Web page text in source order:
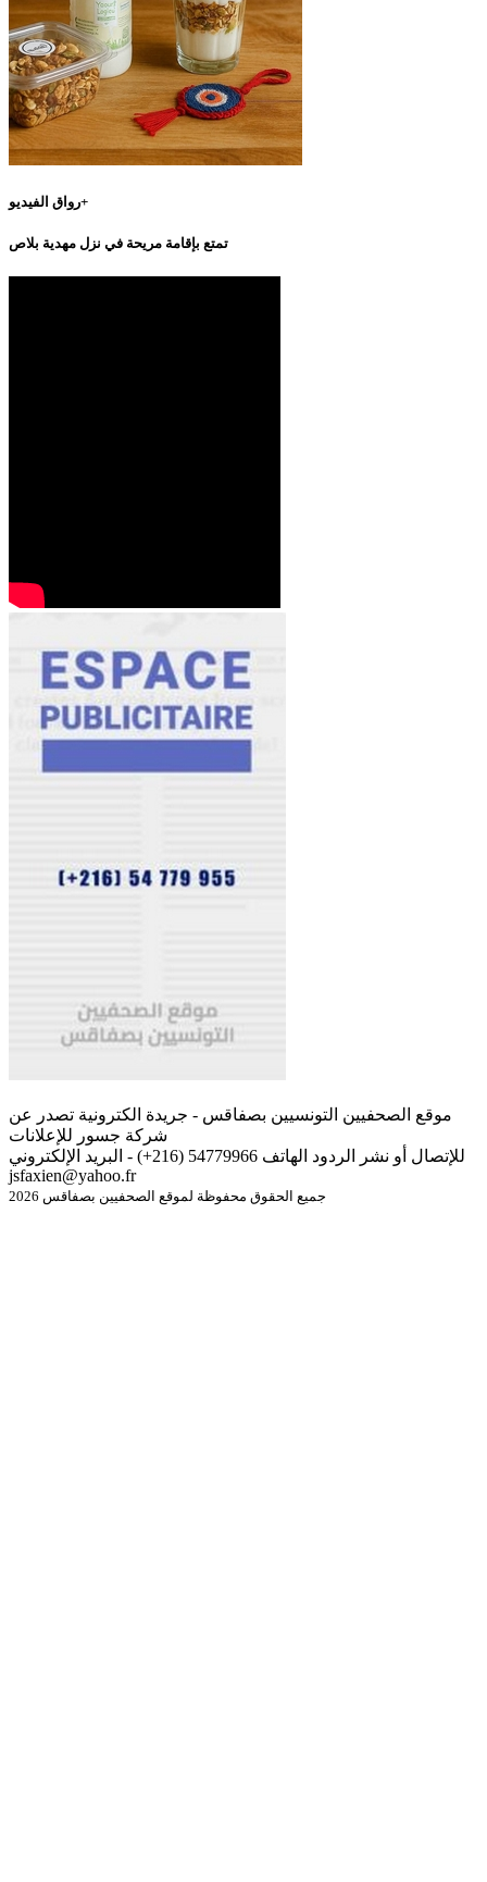
رواق الفيديو+
تمتع بإقامة مريحة في نزل مهدية بلاص
موقع الصحفيين التونسيين بصفاقس - جريدة الكترونية تصدر عن
شركة جسور للإعلانات
للإتصال أو نشر الردود الهاتف 54779966 (216+) - البريد الإلكتروني
jsfaxien@yahoo.fr
جميع الحقوق محفوظة لموقع الصحفيين بصفاقس 2026